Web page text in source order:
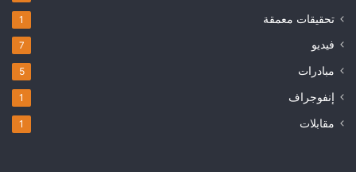
تحقيقات معمقة 1
فيديو 7
مبادرات 5
إنفوجراف 1
مقابلات 1